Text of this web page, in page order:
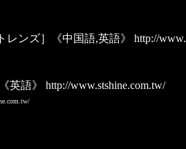
ンズ］《中国語,英語》 http://
英語》
http://www.stshine.com.tw/